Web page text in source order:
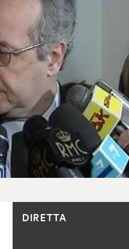
DIRETTA